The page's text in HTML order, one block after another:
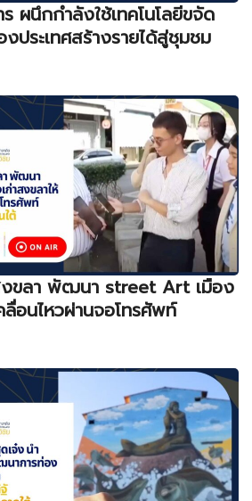
ผนึกกำลังใช้เทคโนโลยีขจัด
ประเทศสร้างรายได้สู่ชุมชม
ขลา พัฒนา street Art เมือง
ลื่อนไหวผ่านจอโทรศัพท์